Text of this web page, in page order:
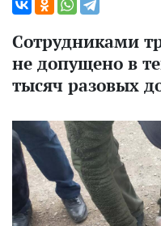
Сотрудниками
не допущено в
тысяч разовых